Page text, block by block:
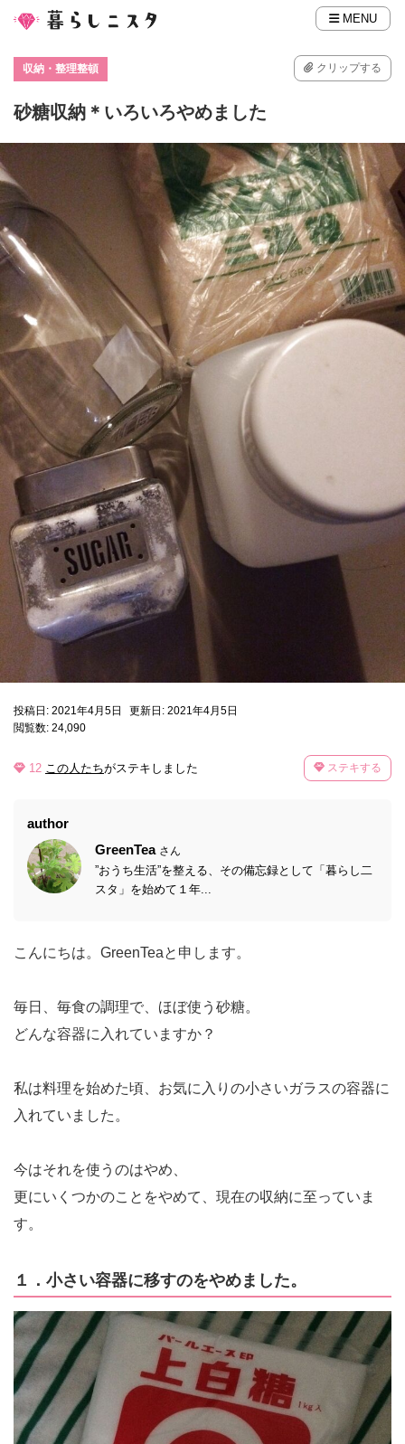
MENU
収納・整理整頓 クリップする
砂糖収納＊いろいろやめました
投稿日: 2021年4月5日
更新日: 2021年4月5日
閲覧数: 24,090
12 この人たちがステキしました ステキする
author
GreenTea さん
”おうち生活”を整える、その備忘録として「暮らし二
スタ」を始めて１年...
こんにちは。GreenTeaと申します。
毎日、毎食の調理で、ほぼ使う砂糖。
どんな容器に入れていますか？
私は料理を始めた頃、お気に入りの小さいガラスの容器に
入れていました。
今はそれを使うのはやめ、
更にいくつかのことをやめて、現在の収納に至っていま
す。
１．小さい容器に移すのをやめました。